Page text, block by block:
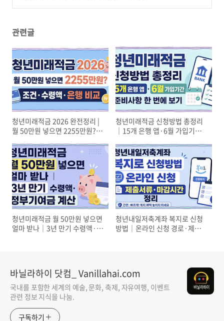
관련글
청년미래적금 2026 완전정리 |
월 50만원 넣으면 2255만원?
청년미래적금 신청방법 총정리
｜15개 은행 앱·6월 가입기간·
청년미래적금 월 50만원 넣으면
얼마 받나｜3년 만기 수령액·정
청년내일저축계좌 복지로 신청
방법｜온라인 신청 경로·제출
바닐라하이 닷컴_ Vanillahai.com
국내를 포함한 세계의 예술, 문화, 축제, 자유여행, 이벤트
관련 정보 지식을 나눔.
구독하기